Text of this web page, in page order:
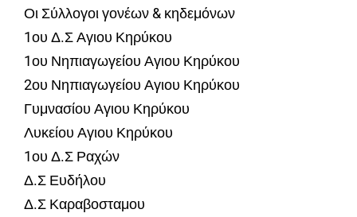
Οι Σύλλογοι γονέων & κηδεμόνων
1ου Δ.Σ Αγιου Κηρύκου
1ου Νηπιαγωγείου Αγιου Κηρύκου
2ου Νηπιαγωγείου Αγιου Κηρύκου
Γυμνασίου Αγιου Κηρύκου
Λυκείου Αγιου Κηρύκου
1ου Δ.Σ Ραχών
Δ.Σ Ευδήλου
Δ.Σ Καραβοσταμου